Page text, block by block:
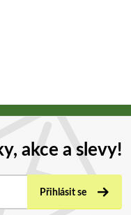
akce a slevy!
Přihlásit se